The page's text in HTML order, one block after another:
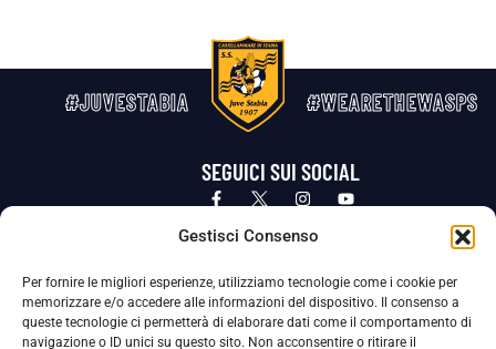
Gestisci Consenso
Per fornire le migliori esperienze, utilizziamo tecnologie come i cookie per
memorizzare e/o accedere alle informazioni del dispositivo. Il consenso a
queste tecnologie ci permetterà di elaborare dati come il comportamento di
navigazione o ID unici su questo sito. Non acconsentire o ritirare il
#JUVESTABIA #WEARETHEWASPS
SEGUICI SUI SOCIAL
Privacy Policy Cookie Policy
La Società ha nominato il Responsabile della Protezione dei Dati Personali (DPO), figura specializzata che vigila sulle modalità
adottate dalla nostra Società per tutelare i Suoi dati personali.